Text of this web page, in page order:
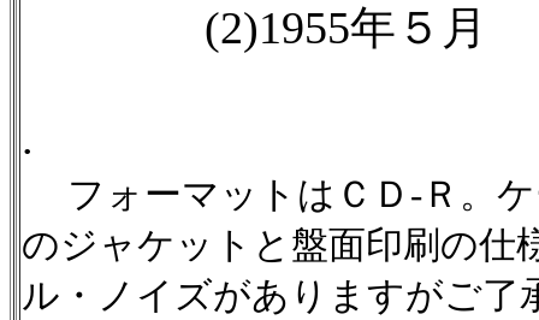
(2)1955年５月
.
フォーマットはＣＤ-Ｒ。
のジャケットと盤面印刷の仕
ル・ノイズがありますがご了